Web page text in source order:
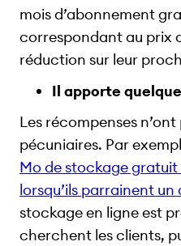
mois d’abonnement
correspondant au prix
réduction sur leur
Il apporte
Les récompenses
pécuniaires. Par
Mo de stockage gratuit
lorsqu’ils parrainent un
stockage en ligne est
cherchent les clients,